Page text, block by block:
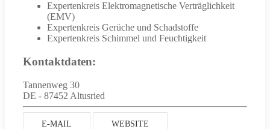
Expertenkreis Elektromagnetische Verträglichkeit
(EMV)
Expertenkreis Gerüche und Schadstoffe
Expertenkreis Schimmel und Feuchtigkeit
Kontaktdaten:
Tannenweg 30
DE - 87452 Altusried
E-MAIL WEBSITE